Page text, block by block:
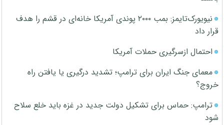
نیویورک‌تایمز: بمب ۲۰۰۰ پوندی آمریکا خانه‌ای در قشم را هدف
قرار داد
احتمال ازسرگیری حملات آمریکا
معمای جنگ ایران برای ترامپ؛ تشدید درگیری یا یافتن راه
خروج؟
ترامپ: حماس برای تشکیل دولت جدید در غزه باید خلع سلاح
شود